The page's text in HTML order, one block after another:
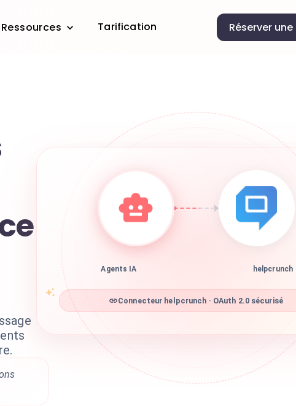
Ressources Tarification Réserver
Agents IA helpcrunch
Connecteur helpcrunch · OAuth 2.0 sécurisé